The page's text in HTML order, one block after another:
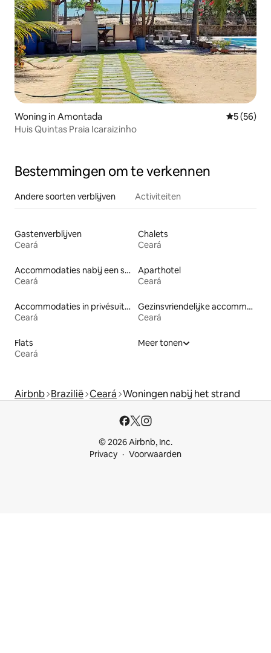
Woning in Amontada
5 (56)
Huis Quintas Praia Icaraizinho
Bestemmingen om te verkennen
Andere soorten verblijven Activiteiten
Gastenverblijven
Ceará
Chalets
Ceará
Accommodaties nabij een strand
Ceará
Aparthotel
Ceará
Accommodaties in privésuites
Ceará
Gezinsvriendelijke accommodaties
Ceará
Flats
Ceará
Meer tonen
Airbnb Brazilië Ceará Woningen nabij het strand
© 2026 Airbnb, Inc.
Privacy
Voorwaarden